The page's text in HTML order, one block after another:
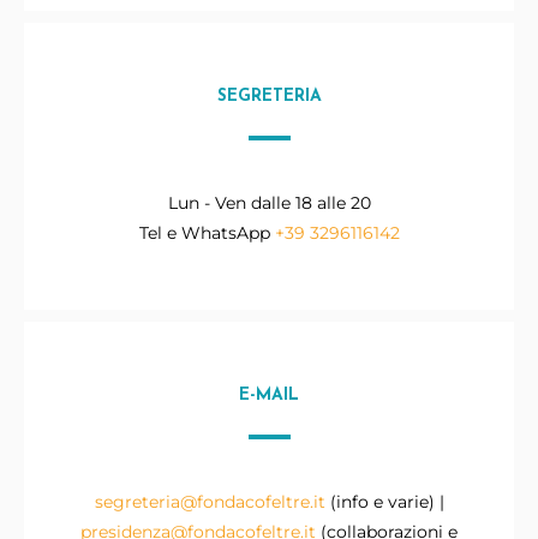
SEGRETERIA
Lun - Ven dalle 18 alle 20
Tel e WhatsApp +39 3296116142
E-MAIL
segreteria@fondacofeltre.it (info e varie) |
presidenza@fondacofeltre.it (collaborazioni e